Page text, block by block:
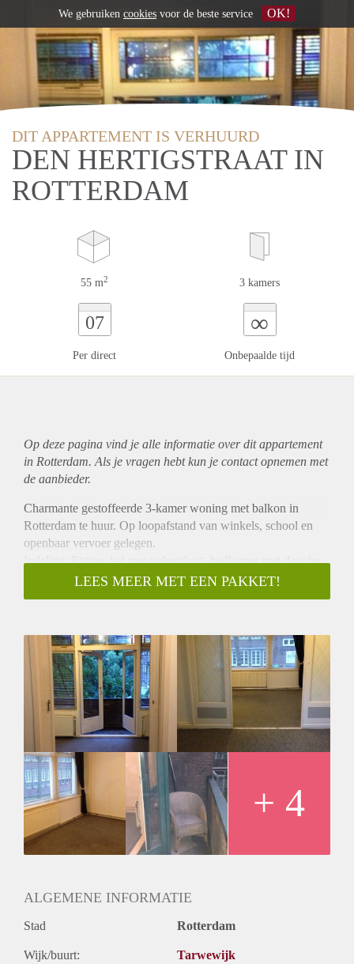
DIT APPARTEMENT IS VERHUURD
DEN HERTIGSTRAAT IN
ROTTERDAM
55 m2 3 kamers
07
Per direct
∞
Onbepaalde tijd
Op deze pagina vind je alle informatie over ditappartement
in Rotterdam. Als je vragen hebt kun je contact opnemen met
de aanbieder.
Charmante gestoffeerde 3-kamer woning met balkon in
Rotterdam te huur. Op loopafstand van winkels, school en
openbaar vervoer gelegen.
Indeling: Entree, hal met opbergkast, badkamer met douche
en toilet, toilet, keuken met keukenblok, gasfornuis, koelkast
en wasmachine, woonkamer, 2 slaapkamers waarvan een met
U dient minimaal bruto 3x de huur te verdienen.
LEES MEER MET EEN PAKKET!
+ 4
ALGEMENE INFORMATIE
Stad Rotterdam
Wijk/buurt: Tarwewijk
We gebruiken cookies voor de beste service OK!